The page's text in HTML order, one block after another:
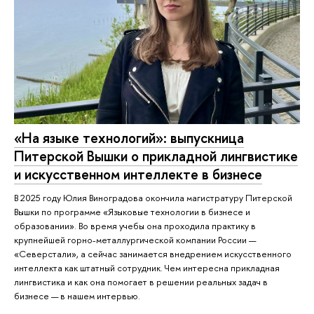
«На языке технологий»: выпускница
Питерской Вышки о прикладной лингвистике
и искусственном интеллекте в бизнесе
В 2025 году Юлия Виноградова окончила магистратуру Питерской
Вышки по программе «Языковые технологии в бизнесе и
образовании». Во время учебы она проходила практику в
крупнейшей горно-металлургической компании России —
«Северстали», а сейчас занимается внедрением искусственного
интеллекта как штатный сотрудник. Чем интересна прикладная
лингвистика и как она помогает в решении реальных задач в
бизнесе — в нашем интервью.